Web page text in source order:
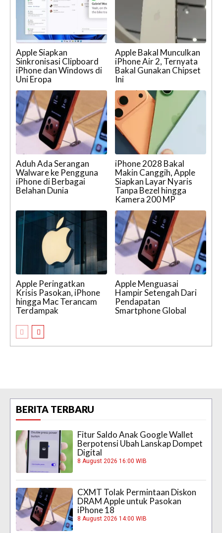
Apple Siapkan
Sinkronisasi Clipboard
iPhone dan Windows di
Uni Eropa
Apple Bakal Munculkan
iPhone Air 2, Ternyata
Bakal Gunakan Chipset
Ini
Aduh Ada Serangan
Walware ke Pengguna
iPhone di Berbagai
Belahan Dunia
iPhone 2028 Bakal
Makin Canggih, Apple
Siapkan Layar Nyaris
Tanpa Bezel hingga
Kamera 200 MP
Apple Peringatkan
Krisis Pasokan, iPhone
hingga Mac Terancam
Terdampak
Apple Menguasai
Hampir Setengah Dari
Pendapatan
Smartphone Global
BERITA TERBARU
Fitur Saldo Anak Google Wallet
Berpotensi Ubah Lanskap Dompet
Digital
8 August 2026 16:00 WIB
CXMT Tolak Permintaan Diskon
DRAM Apple untuk Pasokan
iPhone 18
8 August 2026 14:00 WIB